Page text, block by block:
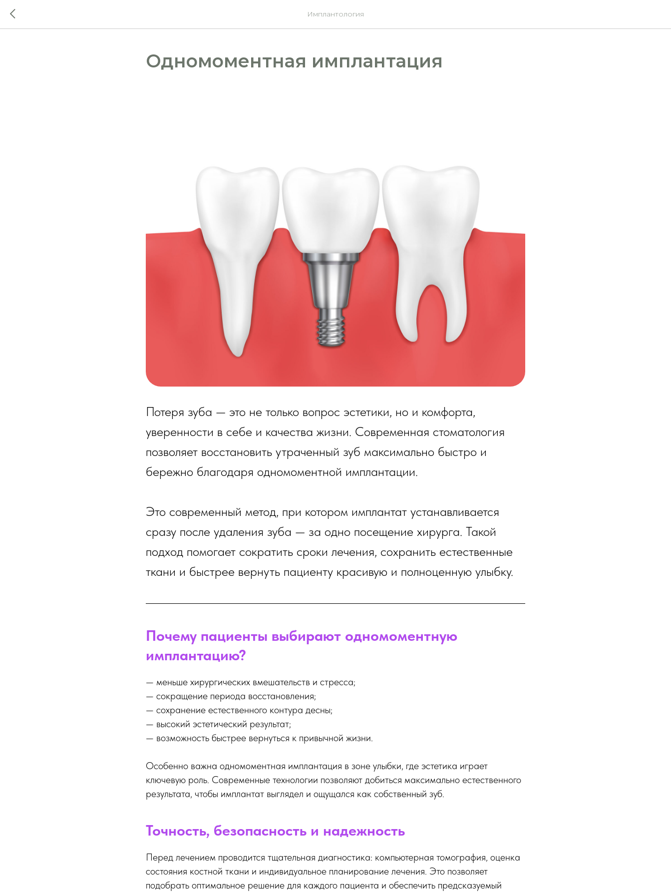
Имплантология
Одномоментная имплантация
Потеря зуба — это не только вопрос эстетики, но и комфорта,
уверенности в себе и качества жизни. Современная стоматология
позволяет восстановить утраченный зуб максимально быстро и
бережно благодаря одномоментной имплантации.
Это современный метод, при котором имплантат устанавливается
сразу после удаления зуба — за одно посещение хирурга. Такой
подход помогает сократить сроки лечения, сохранить естественные
ткани и быстрее вернуть пациенту красивую и полноценную улыбку.
Почему пациенты выбирают одномоментную
имплантацию?
— меньше хирургических вмешательств и стресса;
— сокращение периода восстановления;
— сохранение естественного контура десны;
— высокий эстетический результат;
— возможность быстрее вернуться к привычной жизни.
Особенно важна одномоментная имплантация в зоне улыбки, где эстетика играет
ключевую роль. Современные технологии позволяют добиться максимально естественного
результата, чтобы имплантат выглядел и ощущался как собственный зуб.
Точность, безопасность и надежность
Перед лечением проводится тщательная диагностика: компьютерная томография, оценка
состояния костной ткани и индивидуальное планирование лечения. Это позволяет
подобрать оптимальное решение для каждого пациента и обеспечить предсказуемый